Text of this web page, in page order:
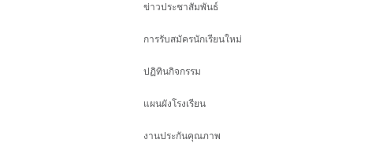
ข่าวประชาสัมพันธ์
การรับสมัครนักเรียนใหม่
ปฏิทินกิจกรรม
แผนผังโรงเรียน
งานประกันคุณภาพ